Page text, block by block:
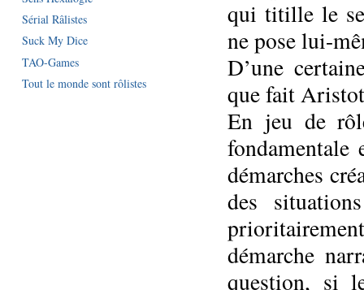
qui titille le
ne pose lui-
D’une
que fait
En jeu de
fondamentale
démarches
des
démarche
question, si
Sérial Râlistes
Suck My Dice
TAO-Games
Tout le monde sont rôlistes